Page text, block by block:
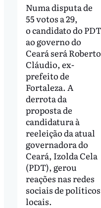
Numa disputa de
55 votos a 29,
o candidato do PDT
ao governo do
Ceará será Roberto
Cláudio, ex-
prefeito de
Fortaleza. A
derrota da
proposta de
candidatura à
reeleição da atual
governadora do
Ceará, Izolda Cela
(PDT), gerou
reações nas redes
sociais de políticos
locais.